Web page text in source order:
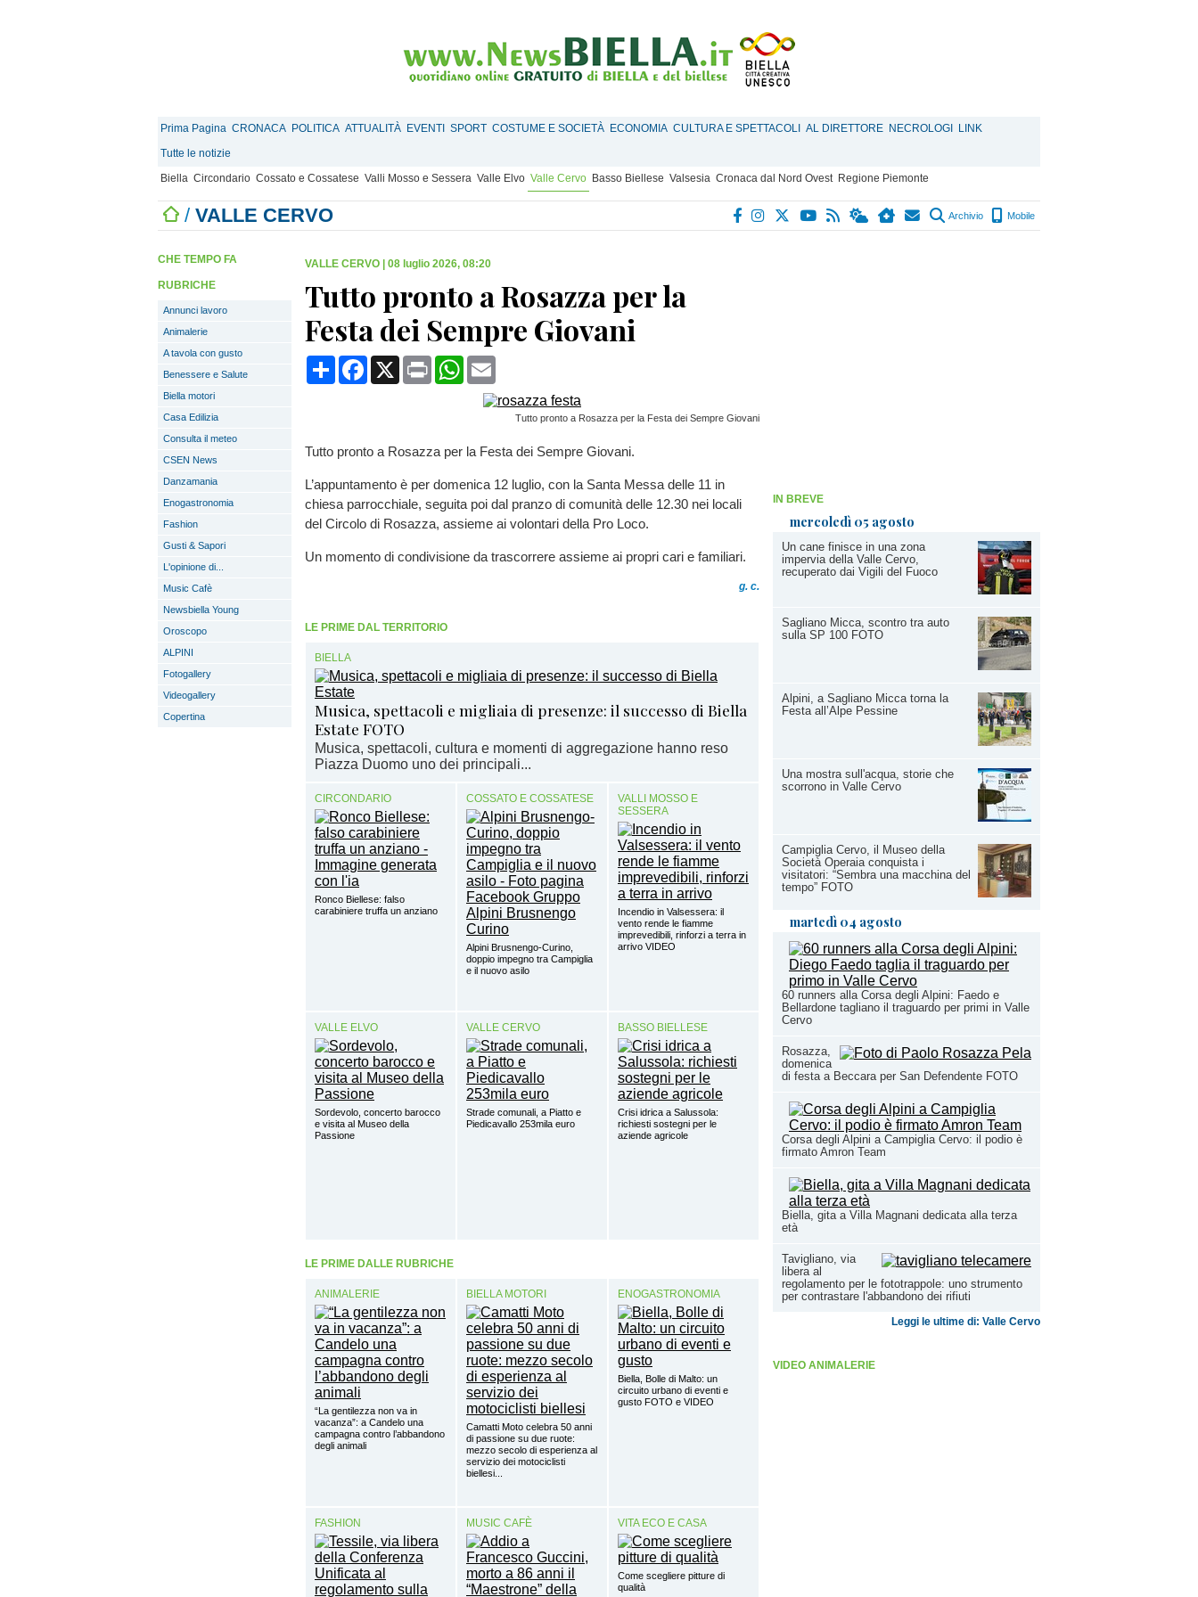
Prima Pagina CRONACA POLITICA ATTUALITÀ EVENTI SPORT COSTUME E SOCIETÀ ECONOMIA CULTURA E SPETTACOLI AL DIRETTORE NECROLOGI
LINK
Tutte le notizie
Biella Circondario Cossato e Cossatese Valli Mosso e Sessera Valle Elvo Valle Cervo Basso Biellese Valsesia Cronaca dal Nord Ovest Regione Piemonte
/ VALLE CERVO Archivio Mobile
IN BREVE
mercoledì 05 agosto
Un cane finisce in una zona
impervia della Valle Cervo,
recuperato dai Vigili del Fuoco
Sagliano Micca, scontro tra auto
sulla SP 100 FOTO
Alpini, a Sagliano Micca torna la
Festa all’Alpe Pessine
Una mostra sull'acqua, storie che
scorrono in Valle Cervo
Campiglia Cervo, il Museo della
Società Operaia conquista i
visitatori: “Sembra una macchina del
tempo” FOTO
martedì 04 agosto
60 runners alla Corsa degli Alpini: Faedo e
Bellardone tagliano il traguardo per primi in Valle
Cervo
Rosazza,
domenica
di festa a Beccara per San Defendente FOTO
Corsa degli Alpini a Campiglia Cervo: il podio è
firmato Amron Team
Biella, gita a Villa Magnani dedicata alla terza
età
Tavigliano, via
libera al
regolamento per le fototrappole: uno strumento
per contrastare l'abbandono dei rifiuti
Leggi le ultime di: Valle Cervo
VIDEO ANIMALERIE
CHE TEMPO FA
RUBRICHE
Annunci lavoro
Animalerie
A tavola con gusto
Benessere e Salute
Biella motori
Casa Edilizia
Consulta il meteo
CSEN News
Danzamania
Enogastronomia
Fashion
Gusti & Sapori
L'opinione di...
Music Cafè
Newsbiella Young
Oroscopo
ALPINI
Fotogallery
Videogallery
Copertina
VALLE CERVO 08 luglio 2026, 08:20
Tutto pronto a Rosazza per la
Festa dei Sempre Giovani
CondividiFacebook
X Print WhatsApp
Tutto pronto a Rosazza per la Festa dei Sempre Giovani
Tutto pronto a Rosazza per la Festa dei Sempre Giovani.
L’appuntamento è per domenica 12 luglio, con la Santa Messa delle 11 in
chiesa parrocchiale, seguita poi dal pranzo di comunità delle 12.30 nei locali
del Circolo di Rosazza, assieme ai volontari della Pro Loco.
Un momento di condivisione da trascorrere assieme ai propri cari e familiari.
g. c.
LE PRIME DAL TERRITORIO
BIELLA
Musica, spettacoli e migliaia di presenze: il successo di Biella
Estate FOTO
Musica, spettacoli, cultura e momenti di aggregazione hanno reso
Piazza Duomo uno dei principali...
CIRCONDARIO
Ronco Biellese: falso
carabiniere truffa un anziano
COSSATO E COSSATESE
Alpini Brusnengo-Curino,
doppio impegno tra Campiglia
e il nuovo asilo
VALLI MOSSO E
SESSERA
Incendio in Valsessera: il
vento rende le fiamme
imprevedibili, rinforzi a terra in
arrivo VIDEO
VALLE ELVO
Sordevolo, concerto barocco
e visita al Museo della
Passione
VALLE CERVO
Strade comunali, a Piatto e
Piedicavallo 253mila euro
BASSO BIELLESE
Crisi idrica a Salussola:
richiesti sostegni per le
aziende agricole
LE PRIME DALLE RUBRICHE
ANIMALERIE
“La gentilezza non va in
vacanza”: a Candelo una
campagna contro l’abbandono
degli animali
BIELLA MOTORI
Camatti Moto celebra 50 anni
di passione su due ruote:
mezzo secolo di esperienza al
servizio dei motociclisti
biellesi...
ENOGASTRONOMIA
Biella, Bolle di Malto: un
circuito urbano di eventi e
gusto FOTO e VIDEO
FASHION MUSIC CAFÈ VITA ECO E CASA
Come scegliere pitture di
qualità